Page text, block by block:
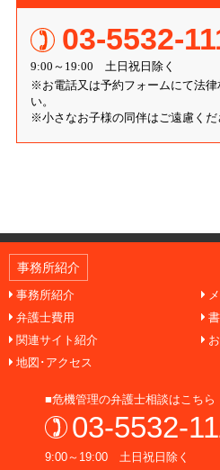
03-5532-
9:00～19:00 土日祝日除く
※お電話又は予約フォームにて法
い。
※小さなお子様の同伴はご遠慮くだ
事務所紹介
事務所紹介
弁護士費用
関連サイト紹介
地図･アクセス
■危機管理の弁護士相談はこちら
03-5532-
9:00～19:00 土日祝日除く